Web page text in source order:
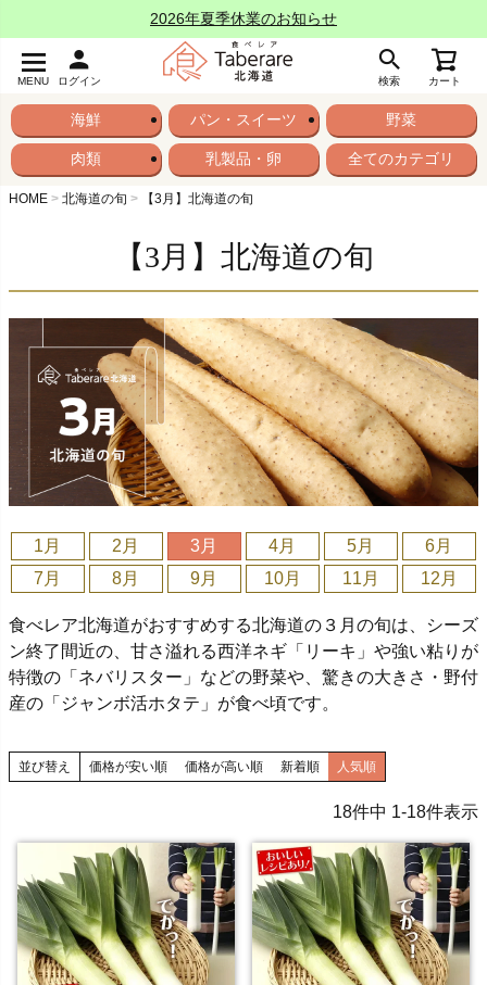
2026年夏季休業のお知らせ
MENU ログイン 検索 カート
海鮮 パン・スイーツ 野菜
肉類 乳製品・卵 全てのカテゴリ
HOME 北海道の旬 【3月】北海道の旬
【3月】北海道の旬
1月 2月 3月 4月 5月
6月
7月
8月 9月 10月 11月 12月
食べレア北海道がおすすめする北海道の３月の旬は、シーズ
ン終了間近の、甘さ溢れる西洋ネギ「リーキ」や強い粘りが
特徴の「ネバリスター」などの野菜や、驚きの大きさ・野付
産の「ジャンボ活ホタテ」が食べ頃です。
並び替え 価格が安い順 価格が高い順 新着順 人気順
18件中 1-18件表示